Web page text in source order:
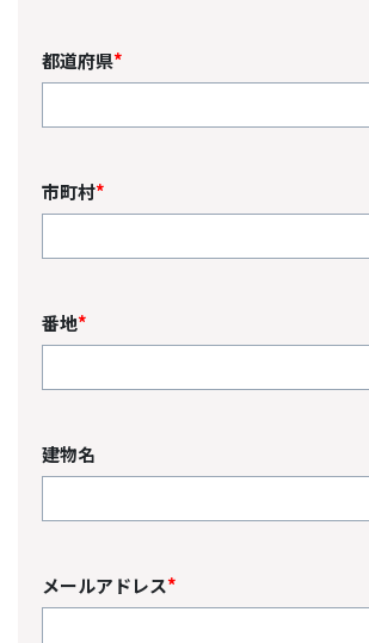
都道府県*
市町村*
番地*
建物名
メールアドレス*